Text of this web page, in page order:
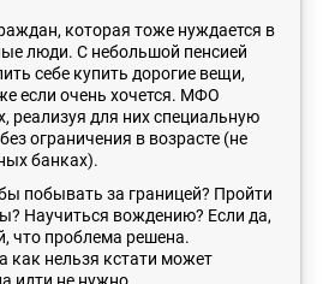
которая тоже нуждается в
люди. С небольшой пенсией
себе купить дорогие вещи,
если очень хочется. МФО
реализуя для них специальную
ограничения в возрасте (не
банках).
побывать за границей? Пройти
Научиться вождению? Если да,
что проблема решена.
как нельзя кстати может
идти не нужно.